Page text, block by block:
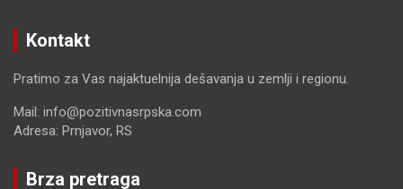
Kontakt
Pratimo za Vas najaktuelnija dešavanja u zemlji i regionu.
Mail: info@pozitivnasrpska.com
Adresa: Prnjavor, RS
Brza pretraga